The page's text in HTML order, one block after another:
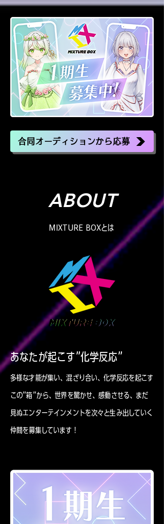
合同オーディションから応募
ABOUT
MIXTURE BOXとは
あなたが起こす”化学反応”
多様な才能が集い、混ざり合い、化学反応を起こす
この”箱”から、世界を驚かせ、感動させる、まだ
見ぬエンターテインメントを次々と生み出していく
仲間を募集しています！